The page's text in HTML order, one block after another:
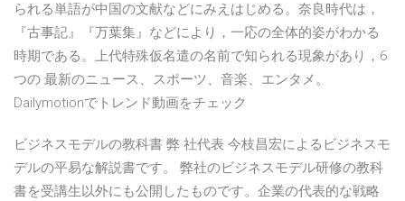
られる単語が中国の文献などにみえはじめる。奈良時代は，
『古事記』『万葉集』などにより，一応の全体的姿がわかる
時期である。上代特殊仮名遣の名前で知られる現象があり，6
つの 最新のニュース、スポーツ、音楽、エンタメ。
Dailymotionでトレンド動画をチェック
ビジネスモデルの教科書 弊 社代表 今枝昌宏によるビジネスモ
デルの平易な解説書です。 弊社のビジネスモデル研修の教科
書を受講生以外にも公開したものです。企業の代表的な戦略